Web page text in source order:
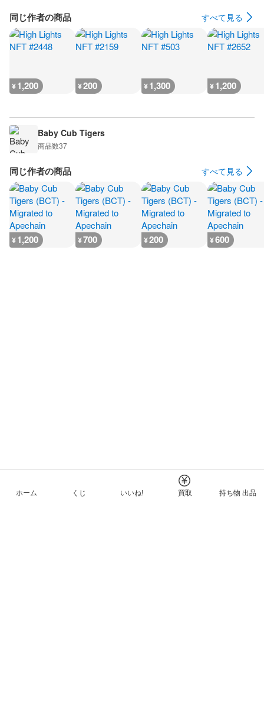
同じ作者の商品 すべて見る
¥1,200 ¥200 ¥1,300 ¥1,200
Baby Cub Tigers
商品数37
同じ作者の商品 すべて見る
¥1,200 ¥700 ¥200 ¥600
ホーム くじ いいね! 買取 持ち物 出品